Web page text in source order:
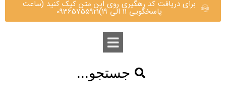
برای دریافت کد رهگیری روی این متن کیک کنید (ساعت
پاسخگویی 11 الی 19)09365755921
جستجو...